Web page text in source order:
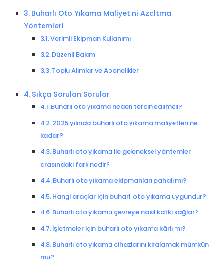
Buharlı Oto Yıkama Maliyetini Azaltma
Yöntemleri
Verimli Ekipman Kullanımı
Düzenli Bakım
Toplu Alımlar ve Abonelikler
Sıkça Sorulan Sorular
Buharlı oto yıkama neden tercih edilmeli?
2025 yılında buharlı oto yıkama maliyetleri ne
kadar?
Buharlı oto yıkama ile geleneksel yöntemler
arasındaki fark nedir?
Buharlı oto yıkama ekipmanları pahalı mı?
Hangi araçlar için buharlı oto yıkama uygundur?
Buharlı oto yıkama çevreye nasıl katkı sağlar?
İşletmeler için buharlı oto yıkama kârlı mı?
Buharlı oto yıkama cihazlarını kiralamak mümkün
mü?